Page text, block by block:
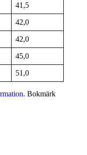
41,5
42,0
42,0
45,0
51,0
. Bokmärk